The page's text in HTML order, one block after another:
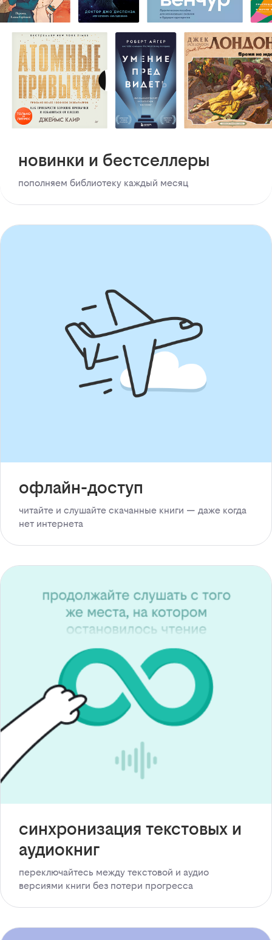
новинки и бестселлеры
пополняем библиотеку каждый месяц
офлайн-доступ
читайте и слушайте скачанные книги — даже когда
нет интернета
синхронизация текстовых и
аудиокниг
переключайтесь между текстовой и аудио
версиями книги без потери прогресса